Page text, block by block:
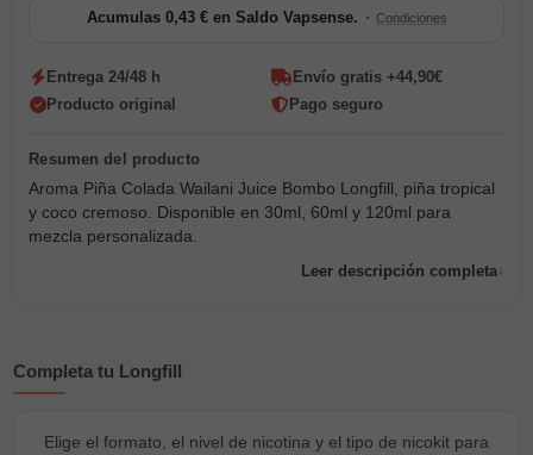
Acumulas 0,43 € en Saldo Vapsense. · Condiciones
Entrega 24/48 h
Envío gratis +44,90€
Producto original
Pago seguro
Aroma Piña Colada Wailani Juice Bombo Longfill, piña tropical
y coco cremoso. Disponible en 30ml, 60ml y 120ml para
mezcla personalizada.
Leer descripción completa
Completa tu Longfill
Elige el formato, el nivel de nicotina y el tipo de nicokit para